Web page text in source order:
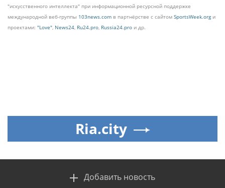
"искусственного интеллекта" при информационной ресурсной поддержке
международной веб-группы 103news.com в партнёрстве с сайтом SportsWeek.orgи
проектами: "Love", News24, Ru24.pro, Russia24.pro и др.
Ria.city
Добавить новость